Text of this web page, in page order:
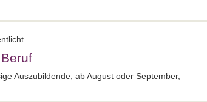
Auszubildende, ab August oder September,